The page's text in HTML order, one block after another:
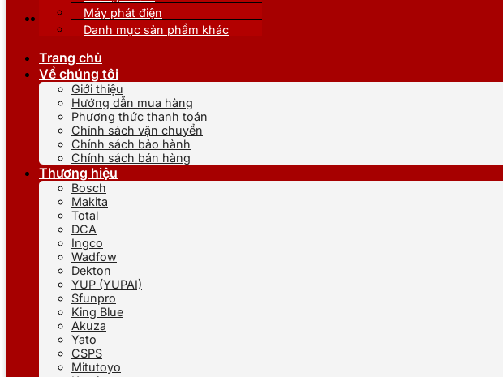
Máy phát điện
Danh mục sản phẩm khác
Trang chủ
Về chúng tôi
Giới thiệu
Hướng dẫn mua hàng
Phương thức thanh toán
Chính sách vận chuyển
Chính sách bảo hành
Chính sách bán hàng
Thương hiệu
Bosch
Makita
Total
DCA
Ingco
Wadfow
Dekton
YUP (YUPAI)
Sfunpro
King Blue
Akuza
Yato
CSPS
Mitutoyo